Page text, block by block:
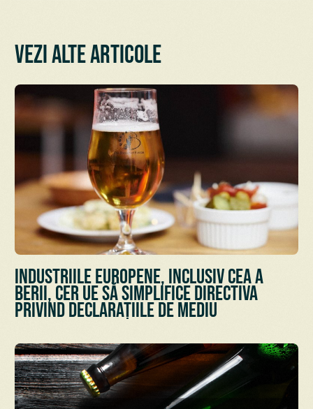
Vezi alte articole
Industriile europene, inclusiv cea a
berii, cer UE să simplifice Directiva
privind declarațiile de mediu